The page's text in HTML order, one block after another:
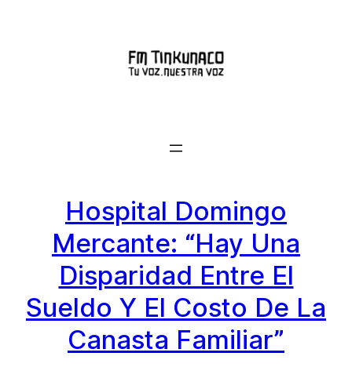
Hospital Domingo
Mercante: “Hay Una
Disparidad Entre El
Sueldo Y El Costo De La
Canasta Familiar”